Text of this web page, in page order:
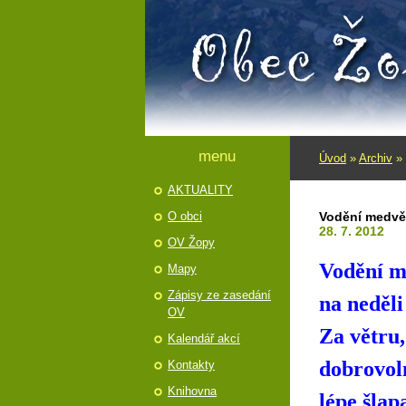
Úvod » Archiv »
Vodění
28. 7. 2012
Vodění
na
Za
menu
AKTUALITY
O obci
OV Žopy
Mapy
Zápisy ze zasedání
OV
Kalendář akcí
Kontakty
Knihovna